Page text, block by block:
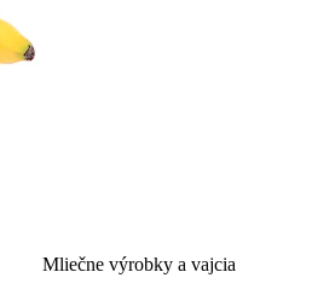
Mliečne výrobky a vajcia